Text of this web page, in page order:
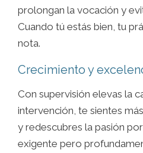
prolongan la vocación y
Cuando tú estás bien, tu
nota.
Crecimiento y
Con supervisión elevas la
intervención, te sientes
y redescubres la pasión
exigente pero